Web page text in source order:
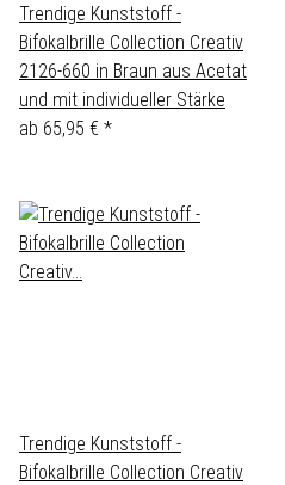
Trendige Kunststoff -
Bifokalbrille Collection Creativ
2126-660 in Braun aus Acetat
und mit individueller Stärke
ab 65,95 € *
Trendige Kunststoff -
Bifokalbrille Collection Creativ